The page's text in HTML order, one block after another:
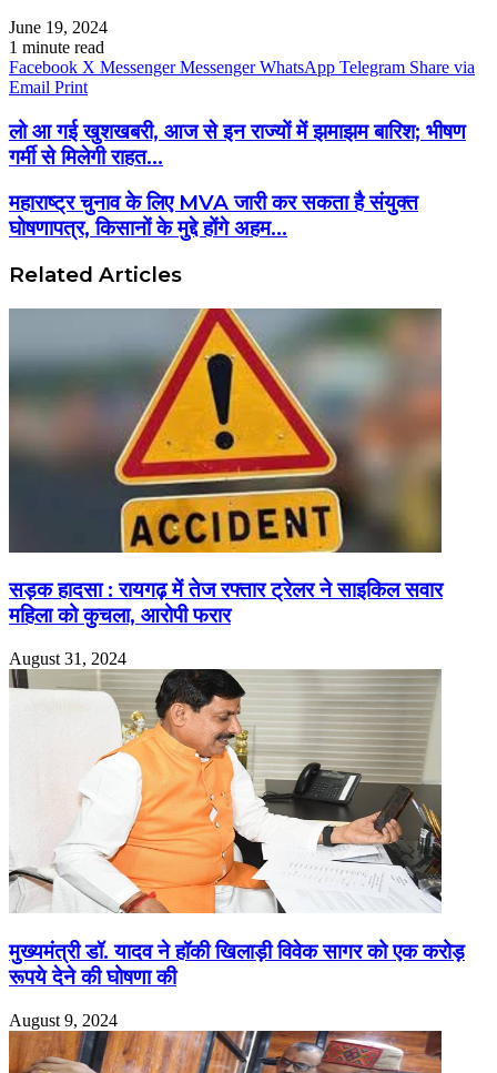
June 19, 2024
1 minute read
Facebook X Messenger Messenger WhatsApp Telegram Share via
Email Print
लो आ गई खुशखबरी, आज से इन राज्यों में झमाझम बारिश; भीषण
गर्मी से मिलेगी राहत…
महाराष्ट्र चुनाव के लिए MVA जारी कर सकता है संयुक्त
घोषणापत्र, किसानों के मुद्दे होंगे अहम…
Related Articles
सड़क हादसा : रायगढ़ में तेज रफ्तार ट्रेलर ने साइकिल सवार
महिला को कुचला, आरोपी फरार
August 31, 2024
मुख्यमंत्री डॉ. यादव ने हॉकी खिलाड़ी विवेक सागर को एक करोड़
रूपये देने की घोषणा की
August 9, 2024